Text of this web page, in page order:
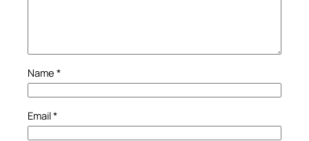
Name *
Email*